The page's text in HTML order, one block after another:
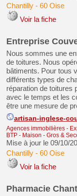
Chantilly- 60 Oise
Voir la fiche
Entreprise
Nous sommes une
de toitures. Nous
bâtiments. Pour tous
différents types de
réparation de toitures
avec le temps et les
être une mesure de
artisan-inglese-
Agences immobilières -
BTP - Maison - Gros &
Mise à jour le 09/10/
Chantilly- 60 Oise
Voir la fiche
Pharmacie